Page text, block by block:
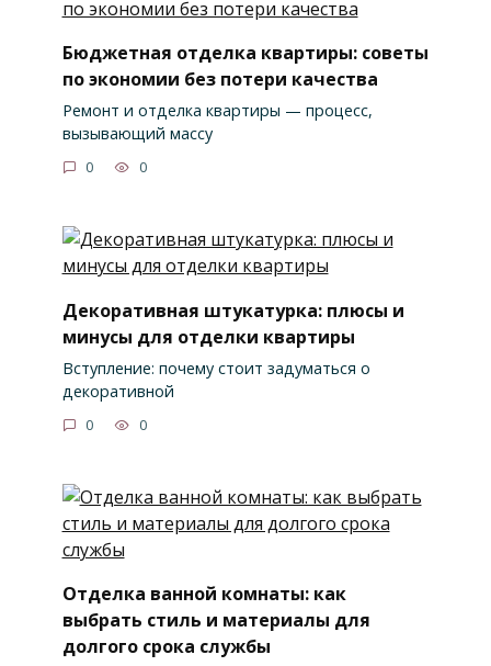
Бюджетная отделка квартиры: советы
по экономии без потери качества
Ремонт и отделка квартиры — процесс,
вызывающий массу
0 0
Декоративная штукатурка: плюсы и
минусы для отделки квартиры
Вступление: почему стоит задуматься о
декоративной
0 0
Отделка ванной комнаты: как
выбрать стиль и материалы для
долгого срока службы